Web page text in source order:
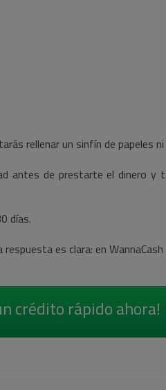
rellenar un sinfín de papeles
antes de prestarte el dinero y
días.
es clara: en
crédito rápido ahora!